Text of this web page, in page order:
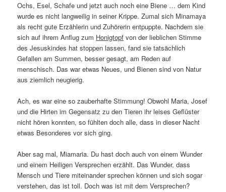
Ochs, Esel, Schafe und jetzt auch noch eine Biene … dem Kind
wurde es nicht langweilig in seiner Krippe. Zumal sich Minamaya
als recht gute Erzählerin und Zuhörerin entpuppte. Nachdem sie
sich auf ihrem Anflug zum Honigtopf von der lieblichen Stimme
des Jesuskindes hat stoppen lassen, fand sie tatsächlich
Gefallen am Summen, besser gesagt, am Reden auf
menschisch. Das war etwas Neues, und Bienen sind von Natur
aus ziemlich neugierig.
Ach, es war eine so zauberhafte Stimmung! Obwohl Maria, Josef
und die Hirten im Gegensatz zu den Tieren ihr leises Geflüster
nicht hören konnten, so fühlten doch alle, dass in dieser Nacht
etwas Besonderes vor sich ging.
Aber sag mal, Miamaria. Du hast doch auch von einem Wunder
und einem Heiligen Versprechen erzählt. Das Wunder, dass
Mensch und Tiere miteinander sprechen können und sich sogar
verstehen, das ist toll. Doch was ist mit dem Versprechen?